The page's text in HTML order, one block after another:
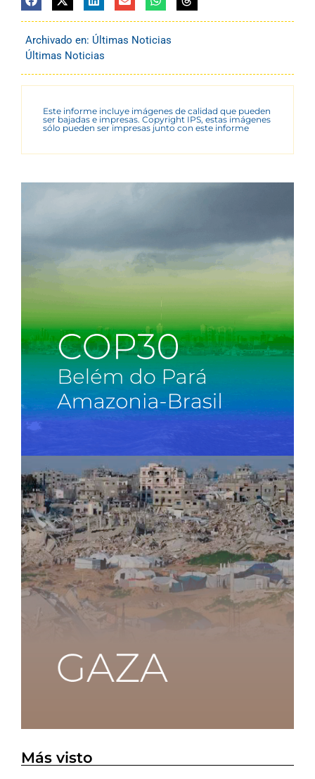
Archivado en: Últimas Noticias
Últimas Noticias
Este informe incluye imágenes de calidad que pueden
ser bajadas e impresas. Copyright IPS, estas imágenes
sólo pueden ser impresas junto con este informe
Más visto